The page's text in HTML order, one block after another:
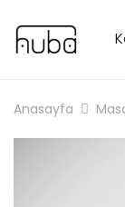
Anasayfa